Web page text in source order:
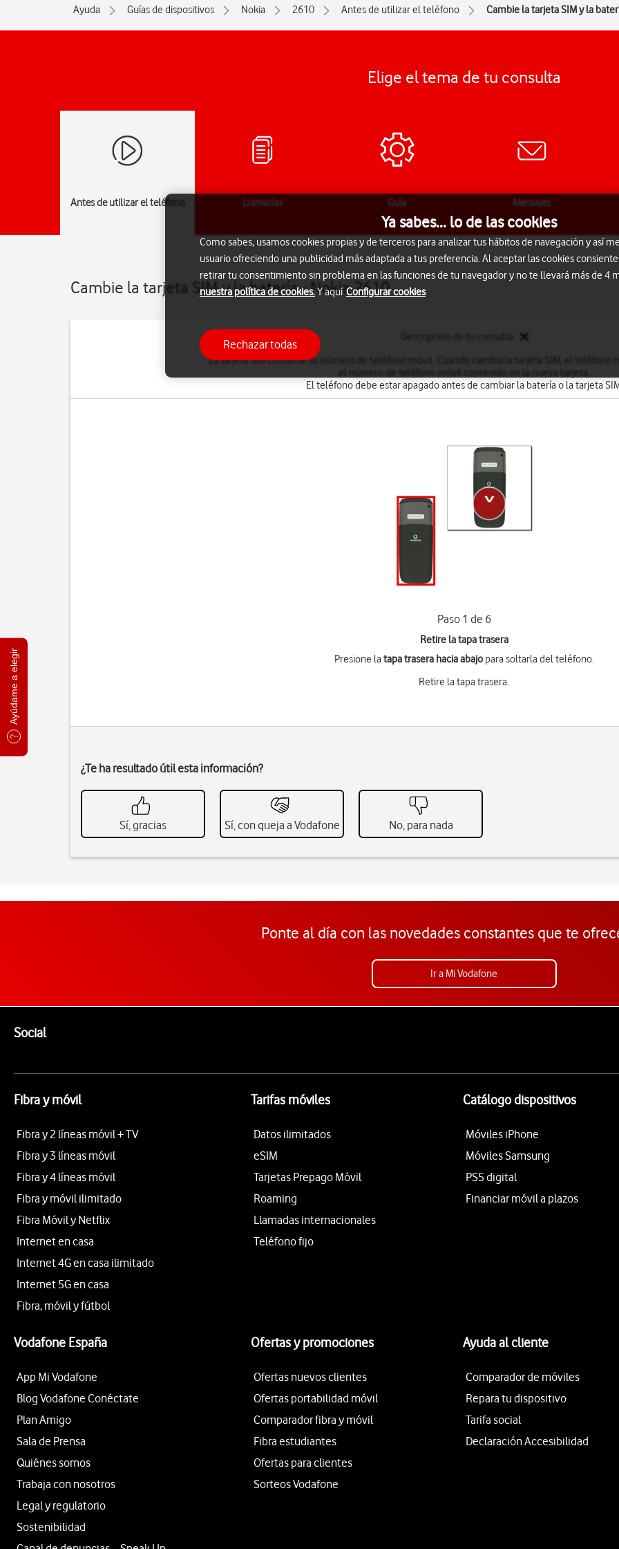
Ayúdame a elegir
Ayuda Guías de dispositivos Nokia 2610 Antes de utilizar el teléfono Cambie la tarjeta SIM y la
Elige el tema de tu consulta
Antes de utilizar el teléfono Llamadas Guía Mensajes
Cambie la tarjeta SIM y la batería - Nokia 2610
La tarjeta SIM contiene su número de teléfono móvil. Cuando cambia la tarjeta SIM, el teléfono
El teléfono debe estar apagado antes de cambiar la batería o la tarjeta
Paso 1 de 6
Retire la tapa trasera
Presione latapa trasera hacia abajopara soltarla del teléfono.
Retire la tapa trasera.
¿Te ha resultado útil esta información?
Sí, gracias Sí, con queja a Vodafone No, para nada
Ponte al día con las novedades constantes que te
Ir a Mi Vodafone
SocialEnlaces a las redes sociales de Vodafone
Fibra y móvil
Fibra y 2 líneas móvil + TV
Fibra y 3 líneas móvil
Fibra y 4 líneas móvil
Fibra y móvil ilimitado
Fibra Móvil y Netflix
Internet en casa
Internet 4G en casa ilimitado
Internet 5G en casa
Fibra, móvil y fútbol
Tarifas móviles
Datos ilimitados
eSIM
Tarjetas Prepago Móvil
Roaming
Llamadas internacionales
Teléfono fijo
Catálogo dispositivos
Móviles iPhone
Móviles Samsung
PS5 digital
Financiar móvil a plazos
Vodafone España
App Mi Vodafone
Blog Vodafone Conéctate
Plan Amigo
Sala de Prensa
Quiénes somos
Trabaja con nosotros
Legal y regulatorio
Sostenibilidad
Ofertas y promociones
Ofertas nuevos clientes
Ofertas portabilidad móvil
Comparador fibra y móvil
Fibra estudiantes
Ofertas para clientes
Sorteos Vodafone
Ayuda al cliente
Comparador de móviles
Repara tu dispositivo
Tarifa social
Declaración Accesibilidad
Ya sabes... lo de las cookies
Como sabes, usamos cookies propias y de terceros para analizar tus hábitos de navegación y así
usuario ofreciendo una publicidad más adaptada a tus preferencia. Al aceptar las cookies
retirar tu consentimiento sin problema en las funciones de tu navegador y no te llevará más de 4
nuestra política de cookies.Y aquíConfigurar cookies
Rechazar todas